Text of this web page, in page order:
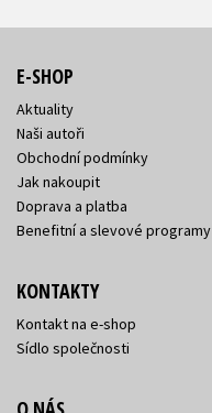
E-SHOP
Aktuality
Naši autoři
Obchodní podmínky
Jak nakoupit
Doprava a platba
Benefitní a slevové programy
KONTAKTY
Kontakt na e-shop
Sídlo společnosti